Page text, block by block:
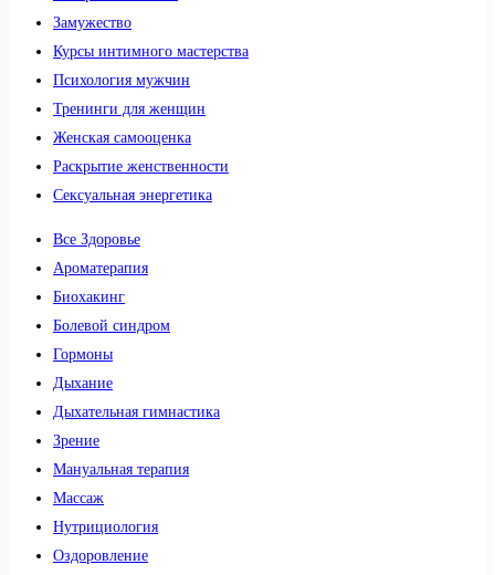
Замужество
Курсы интимного мастерства
Психология мужчин
Тренинги для женщин
Женская самооценка
Раскрытие женственности
Сексуальная энергетика
Все Здоровье
Ароматерапия
Биохакинг
Болевой синдром
Гормоны
Дыхание
Дыхательная гимнастика
Зрение
Мануальная терапия
Массаж
Нутрициология
Оздоровление